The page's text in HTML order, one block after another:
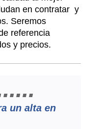
en contratar y
Seremos
referencia
y precios.
un alta en